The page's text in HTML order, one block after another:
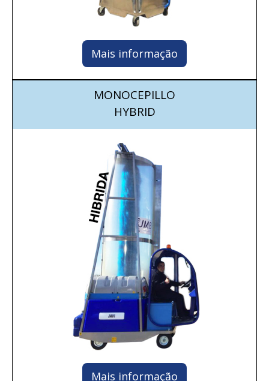
Mais informação
MONOCEPILLO
HYBRID
Mais informação